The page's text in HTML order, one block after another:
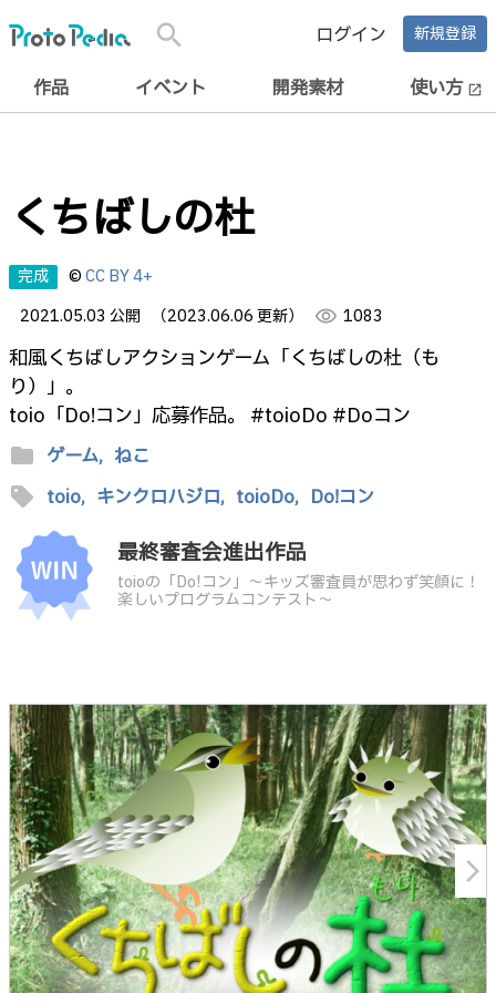
search ログイン 新規登録
作品 イベント 開発素材 使い方 open_in_new
くちばしの杜
完成 ©CC BY 4+
2021.05.03 公開
（2023.06.06 更新） visibility 1083
和風くちばしアクションゲーム「くちばしの杜（も
り）」。
toio「Do!コン」応募作品。 #toioDo #Doコン
folder ゲーム, ねこ
sell toio, キンクロハジロ, toioDo, Do!コン
最終審査会進出作品
toioの「Do!コン」～キッズ審査員が思わず笑顔に！
楽しいプログラムコンテスト～
arrow_forward_ios